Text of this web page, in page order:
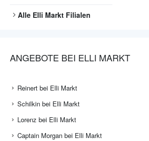
Alle Elli Markt Filialen
ANGEBOTE BEI ELLI MARKT
Reinert bei Elli Markt
Schilkin bei Elli Markt
Lorenz bei Elli Markt
Captain Morgan bei Elli Markt